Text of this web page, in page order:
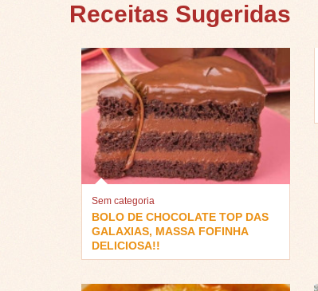
Receitas Sugeridas
Sem categoria
BOLO DE CHOCOLATE TOP DAS
GALAXIAS, MASSA FOFINHA
DELICIOSA!!